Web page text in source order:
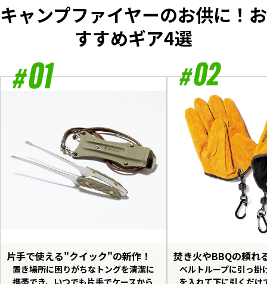
キャンプファイヤーのお供に！お
すすめギア4選
片手で使える"クイック"の新作！
置き場所に困りがちなトングを清潔に
携帯でき、いつでも片手でケースから
焚き火やBBQの頼れ
ベルトループに引っ掛
を入れて下に引くだけ